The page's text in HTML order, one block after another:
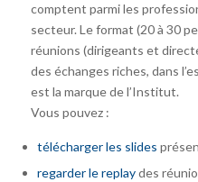
comptent parmi les
secteur. Le format (20 à 30
réunions (dirigeants et
des échanges riches, dans
est la marque de l’Institut.
Vous pouvez :
télécharger les slides
regarder le replaydes